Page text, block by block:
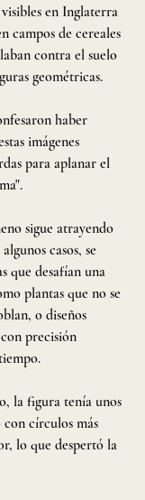
en Inglaterra
campos de cereales
contra el suelo
geométricas.
haber
imágenes
para aplanar el
sigue atrayendo
casos, se
que desafían una
plantas que no se
o diseños
precisión
la figura tenía unos
círculos más
lo que despertó la